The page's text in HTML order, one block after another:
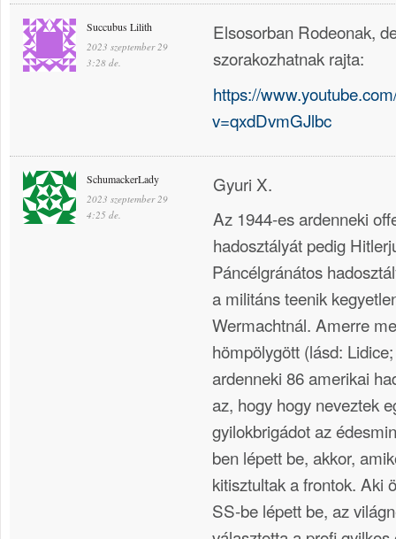
Succubus Lilith
2023 szeptember 29
3:28 de.
Elsosorban Rodeonak,
szorakozhatnak rajta:
https://
v=qxdDvmGJlbc
SchumackerLady
2023 szeptember 29
4:25 de.
Gyuri X.
Az 1944-es ardenneki
hadosztályát pedig
Páncélgránátos
a militáns teenik
Wermachtnál. Amerre
hömpölygött (lásd:
ardenneki 86 amerikai
az, hogy hogy neveztek
gyilokbrigádot az
ben lépett be, akkor,
kitisztultak a frontok. Aki
SS-be lépett be, az